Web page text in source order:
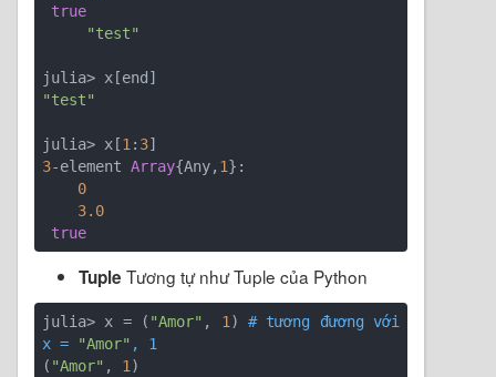
true
"test"
"test"
julia> x[1 : 3
3-element Array{Any, 1}:
0
3.0
true
Tuple Tương tự như Tuple của Python
julia> x = ( "Amor" , 1 ) # tương đương với
x =
"Amor" , 1
( "Amor" , 1 )